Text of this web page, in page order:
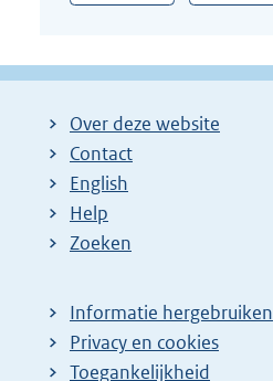
Over deze website
Contact
English
Help
Zoeken
Informatie hergebruiken
Privacy en cookies
Toegankelijkheid